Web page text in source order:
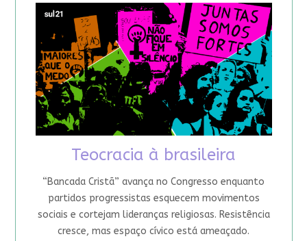
Teocracia à brasileira
“Bancada Cristã” avança no Congresso enquanto
partidos progressistas esquecem movimentos
sociais e cortejam lideranças religiosas. Resistência
cresce, mas espaço cívico está ameaçado.